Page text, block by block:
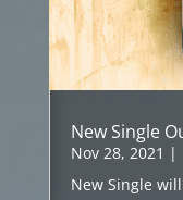
New Single
Nov 28, 2021 |
New Single